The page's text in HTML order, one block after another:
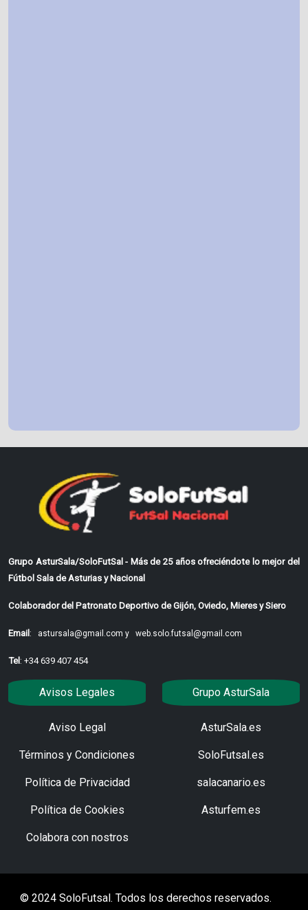
Grupo AsturSala/SoloFutSal - Más de 25 años ofreciéndote lo mejor del
Fútbol Sala de Asturias y Nacional
Colaborador del Patronato Deportivo de Gijón, Oviedo, Mieres y Siero
Email: astursala@gmail.com y web.solo.futsal@gmail.com
Tel: +34 639 407 454
Avisos Legales
Aviso Legal
Términos y Condiciones
Política de Privacidad
Política de Cookies
Colabora con nostros
Grupo AsturSala
AsturSala.es
SoloFutsal.es
salacanario.es
Asturfem.es
© 2024 SoloFutsal. Todos los derechos reservados.